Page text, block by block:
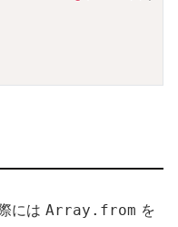
には Array.from を